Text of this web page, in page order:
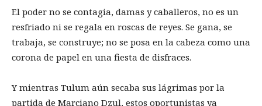
El poder no se contagia, damas y caballeros, no es un
resfriado ni se regala en roscas de reyes. Se gana, se
trabaja, se construye; no se posa en la cabeza como una
corona de papel en una fiesta de disfraces.
Y mientras Tulum aún secaba sus lágrimas por la
partida de Marciano Dzul, estos oportunistas ya